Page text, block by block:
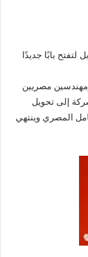
بابًا جديدًا
مصريين
إلى تحويل
المصري وينتهي